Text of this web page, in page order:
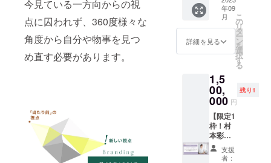
今見ている一方向からの視
点に囚われず、360度様々な
角度から自分や物事を見つ
め直す必要があります。
いたし
ます。
ドアイ
デン
ティ
料”を
PDF
でお送
りさせ
ていた
だきま
す。
で、終
了後宿
泊をご
場合は
別途“1
購入く
ださ
い。 ※
詳細の
ご連絡
は8月上
旬頃、
おメー
ルにて
Brandin
g株式会
社代表/
ブラン
ドプロ
子：
ヒュッ
ゲの森
ザイン
担当 安
間祥
子：
ヒュッ
デュー
サー 株
式会社
Growup
『ド M
なあな
たが人
生を
100 倍
楽しく
する
100 の
ルー
チャー
してい
ただけ
ます。
自宅に
られる
秘蔵レ
シピを
手に入
れよ
う！
（おか
ず４
品、ス
セージ
と共
に、北
杜市の
風を感
を送ら
せてい
ただき
ます。
「応援
して良
かっ
た」と
思って
irodori
社が集
客に困
ること
なく安
いるの
は、海
江田さ
んに教
わった
WEB集
客の基
本を徹
底して
第4弾現
地参加
権付き
＜イベ
ント内
ゲの森
に宿泊
して質
の高い
対話の
パワー
を体験
する1泊
2日の少
迎付
き） 税
理士吉
村知子
さん＆
チャレ
ンジと
お金の
赤裸々
トーク
濃密コ
ンサル
ティン
グ ＊
年09
月
詳細を見る
こ
の
リ
タ
ー
ン
を
選
択
す
る
1,5
00,
000 円
残り1
【限定1
枠！村
本彩の
6ヶ月個
別コン
支援
者：